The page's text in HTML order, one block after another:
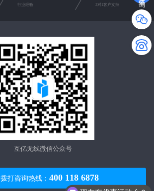
行业经验 2对1客户支持
互亿无线微信公众号
打咨询热线： 400 118 6878